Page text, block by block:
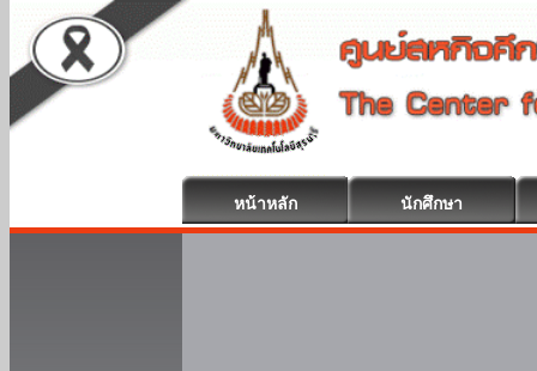
หน้าหลัก นักศึกษา